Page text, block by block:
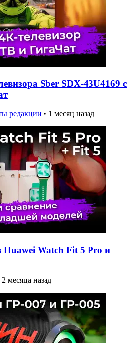
Sber SDX-43U4169 с
редакции • 1 месяц назад
Watch Fit 5 Pro и
2 месяца назад